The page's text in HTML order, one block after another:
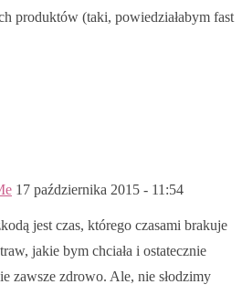
produktów (taki, powiedziałabym fast
17 października 2015 - 11:54
jest czas, którego czasami brakuje
jakie bym chciała i ostatecznie
zawsze zdrowo. Ale, nie słodzimy